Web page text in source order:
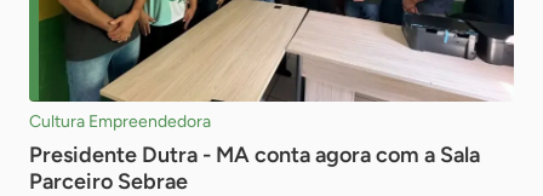
Cultura Empreendedora
Presidente Dutra - MA conta agora com a Sala
Parceiro Sebrae